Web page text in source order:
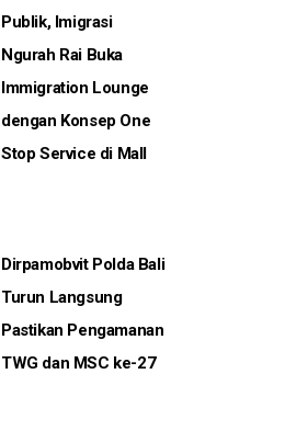
Publik, Imigrasi
Ngurah Rai Buka
Immigration Lounge
dengan Konsep One
Stop Service di Mall
Dirpamobvit Polda Bali
Turun Langsung
Pastikan Pengamanan
TWG dan MSC ke-27